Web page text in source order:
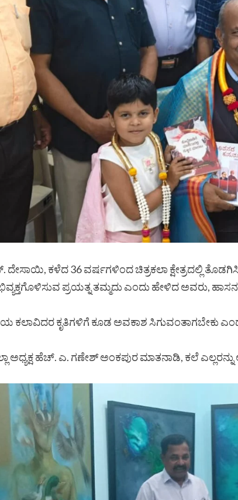
ದೇಸಾಯಿ, ಕಳೆದ 36 ವರ್ಷಗಳಿಂದ ಚಿತ್ರಕಲಾ ಕ್ಷೇತ್ರದಲ್ಲಿ
ಪ್ರಯತ್ನ ತಮ್ಮದು ಎಂದು ಹೇಳಿದ ಅವರು,
ಕಲಾವಿದರ ಕೃತಿಗಳಿಗೆ ಕೂಡ ಅವಕಾಶ ಸಿಗುವಂತಾಗಬೇಕು
ಹೆಚ್. ಎ. ಗಣೇಶ್ ಅಂಕಪುರ ಮಾತನಾಡಿ, ಕಲೆ